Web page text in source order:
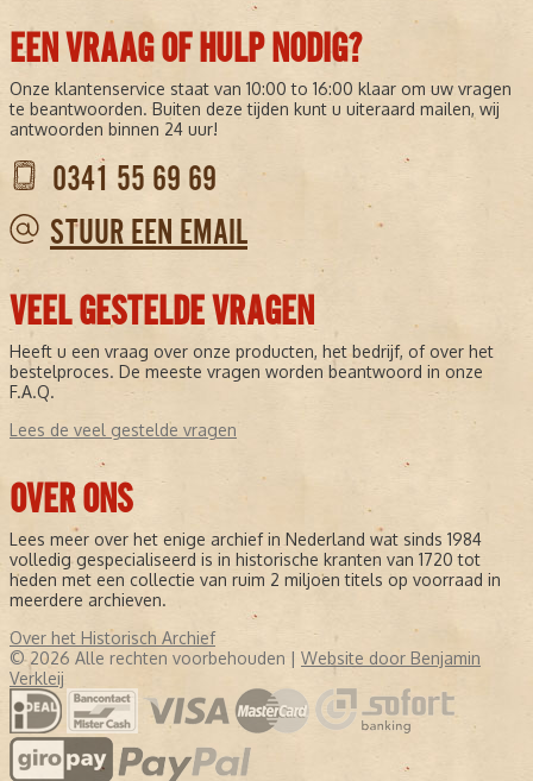
EEN VRAAG OF HULP NODIG?
Onze klantenservice staat van 10:00 to 16:00 klaar om uw vragen
te beantwoorden. Buiten deze tijden kunt u uiteraard mailen, wij
antwoorden binnen 24 uur!
0341 55 69 69
STUUR EEN EMAIL
VEEL GESTELDE VRAGEN
Heeft u een vraag over onze producten, het bedrijf, of over het
bestelproces. De meeste vragen worden beantwoord in onze
F.A.Q.
Lees de veel gestelde vragen
OVER ONS
Lees meer over het enige archief in Nederland wat sinds 1984
volledig gespecialiseerd is in historische kranten van 1720 tot
heden met een collectie van ruim 2 miljoen titels op voorraad in
meerdere archieven.
Over het Historisch Archief
© 2026 Alle rechten voorbehouden | Website door Benjamin
Verkleij